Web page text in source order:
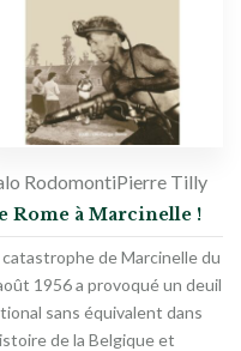
RodomontiPierre Tilly
Rome à Marcinelle !
catastrophe de Marcinelle du
1956 a provoqué un deuil
sans équivalent dans
de la Belgique et